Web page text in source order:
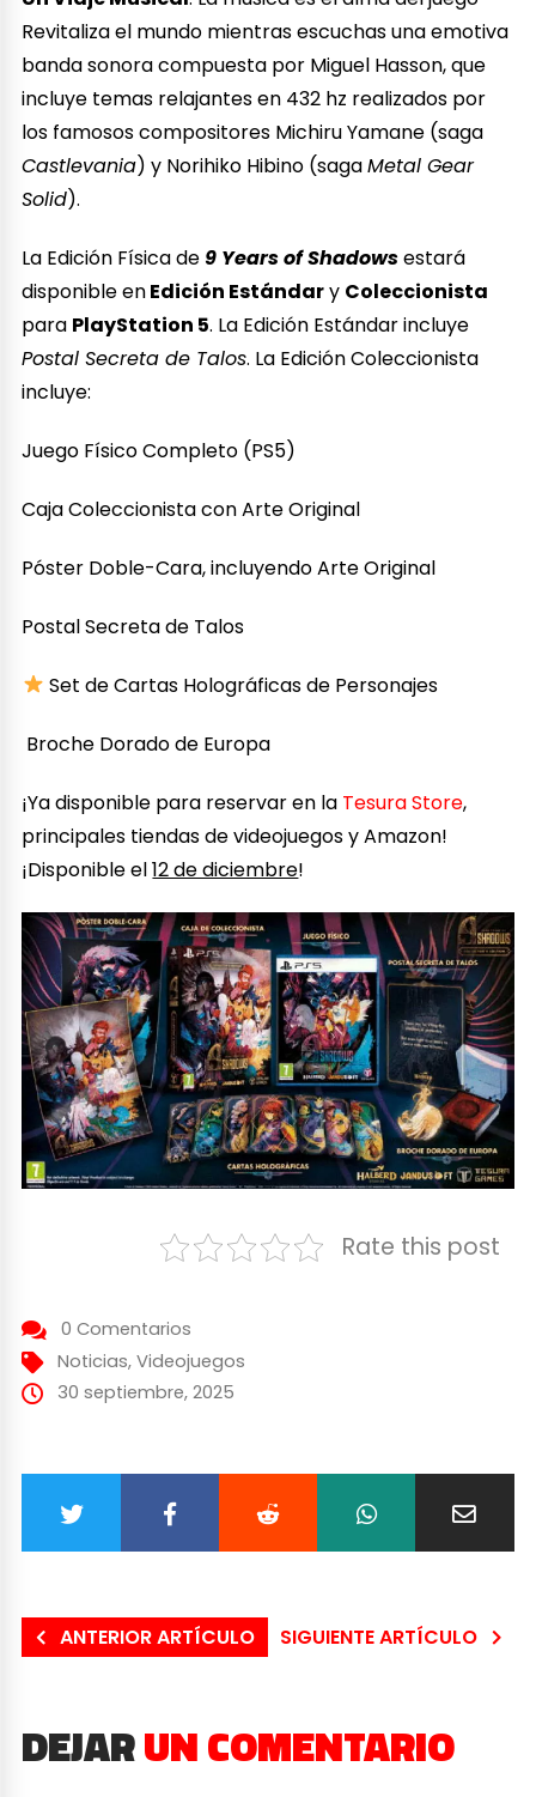
Revitaliza el mundo mientras escuchas una emotiva
banda sonora compuesta por Miguel Hasson, que
incluye temas relajantes en 432 hz realizados por
los famosos compositores Michiru Yamane (saga
Castlevania) y Norihiko Hibino (sagaMetal Gear
Solid).
La Edición Física de 9 Years of Shadowsestará
disponible enEdición Estándary Coleccionista
para PlayStation 5. La Edición Estándar incluye
Postal Secreta de Talos. La Edición Coleccionista
incluye:
Juego Físico Completo (PS5)
Caja Coleccionista con Arte Original
Póster Doble-Cara, incluyendo Arte Original
Postal Secreta de Talos
Set de Cartas Holográficas de Personajes
️ Broche Dorado de Europa
¡Ya disponible para reservar en la Tesura Store,
principales tiendas de videojuegos y Amazon!
¡Disponible el12 de diciembre!
Rate this post
0 Comentarios
Noticias, Videojuegos
30 septiembre, 2025
ANTERIOR ARTÍCULO SIGUIENTE ARTÍCULO
DEJARUN COMENTARIO